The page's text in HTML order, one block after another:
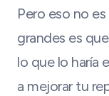
Pero eso no
grandes es
lo que lo haría
a mejorar tu